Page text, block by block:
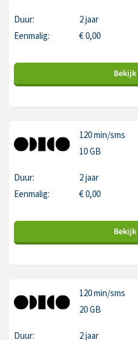
Duur:
2 jaar
Eenmalig:
€0,00
Bekijk
120 min/sms
10 GB
Duur:
2 jaar
Eenmalig:
€0,00
Bekijk
120 min/sms
20 GB
Duur: 2 jaar